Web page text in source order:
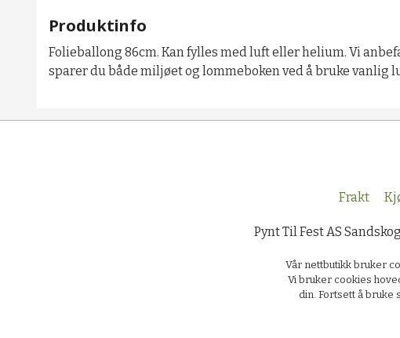
Produktinfo
Folieballong 86cm. Kan fylles med luft eller helium. Vi
sparer du både miljøet og lommeboken ved å bruke vanlig
Frakt
Pynt Til Fest AS
Vår nettbutikk bruker
Vi bruker cookies
din. Fortsett å bruke